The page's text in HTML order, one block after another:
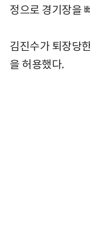
정으로 경기장을
김진수가 퇴장당
을 허용했다.